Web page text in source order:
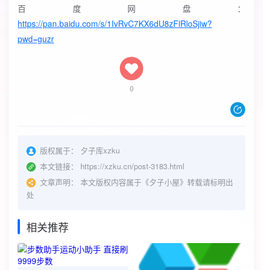
百度网盘：
https://pan.baidu.com/s/1IvRvC7KX6dU8zFlRloSjiw?
pwd=guzr
0
版权属于：
夕子库xzku
本文链接：
https://xzku.cn/post-3183.html
文章声明：
本文版权内容属于《夕子小屋》转载请标明出
处
相关推荐